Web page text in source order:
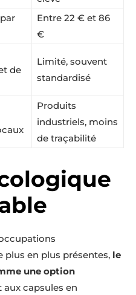
Entre 22 € et 86
€
de
Limité, souvent
standardisé
Produits
industriels, moins
de traçabilité
en plus présentes, le
une option
capsules en